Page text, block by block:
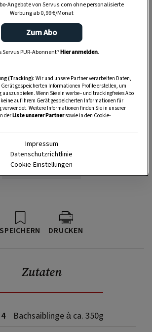
Anzeige
SPEICHERN DRUCKEN
Zutaten
4
Bachsaiblinge à ca. 350g
Angebote von Servus.com ohne personalisierte
Werbung ab 0,99 €/Monat
Zum Abo
Servus PUR-Abonnent?Hier anmelden.
(Tracking):Wir und unsere Partner verarbeiten Daten,
gespeicherten Informationen Profile erstellen, um
Wenn Sie ein werbe– und trackingfreies Abo
auf Ihrem Gerät gespeicherten Informationen für
Weitere Informationen finden Sie in unserer
derListe unserer Partnersowie in den Cookie-
Impressum
Datenschutzrichtlinie
Cookie-Einstellungen